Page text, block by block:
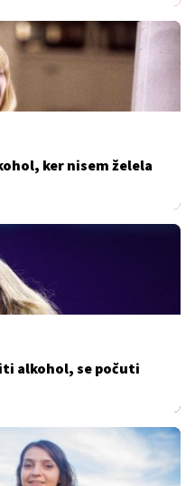
ker nisem želela
alkohol, se počuti